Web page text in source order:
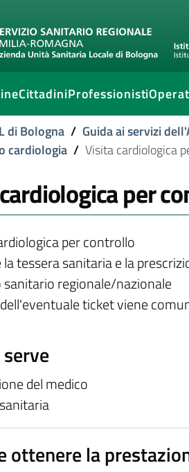
CittadiniProfessionisti
di Bologna / Guida ai servizi
cardiologia / Visita cardiologica
per
per controllo
la tessera sanitaria e la
sanitario regionale/nazionale
ticket viene
del medico
ottenere la